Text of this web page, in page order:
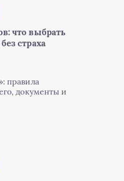
что выбрать
страха